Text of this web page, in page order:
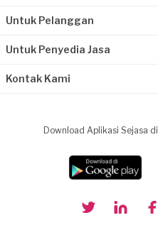
Untuk Pelanggan
Untuk Penyedia Jasa
Kontak Kami
Download Aplikasi Sejasa di